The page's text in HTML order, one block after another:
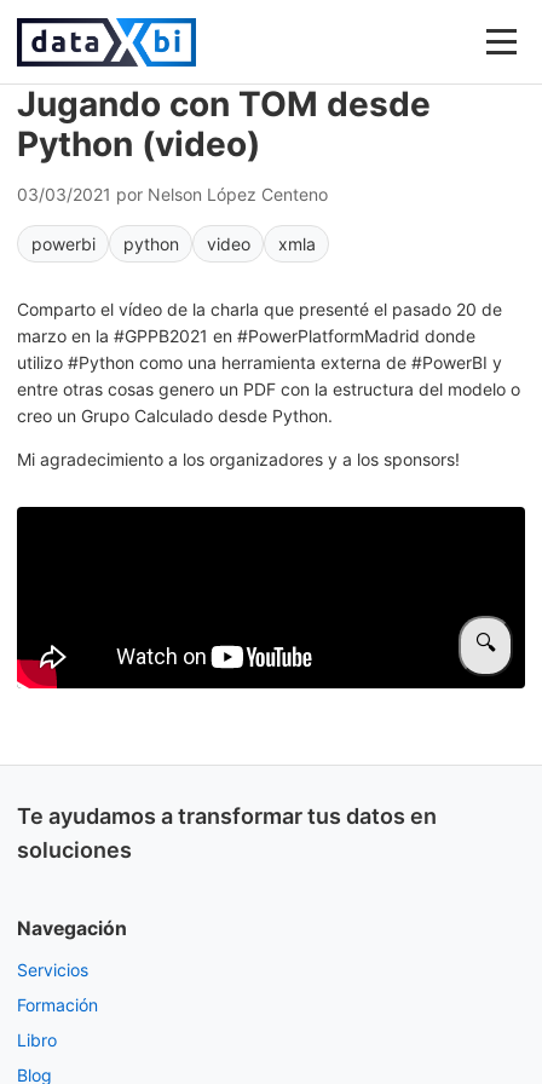
Jugando con TOM desde
Python (video)
03/03/2021 por Nelson López Centeno
powerbi python video xmla
Comparto el vídeo de la charla que presenté el pasado 20 de
marzo en la #GPPB2021 en #PowerPlatformMadrid donde
utilizo #Python como una herramienta externa de #PowerBI y
entre otras cosas genero un PDF con la estructura del modelo o
creo un Grupo Calculado desde Python.
Mi agradecimiento a los organizadores y a los sponsors!
🔍
Te ayudamos a transformar tus datos en
soluciones
Navegación
Servicios
Formación
Libro
Blog